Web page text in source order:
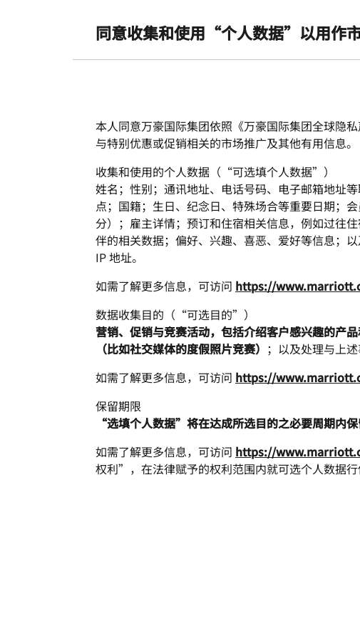
同意收集和使用“个人数据”以用作
本人同意万豪国际集团依照《万豪国际集团全球隐
与特别优惠或促销相关的市场推广及其他有用信息。
收集和使用的个人数据（“可选填个人数据”）
姓名；性别；通讯地址、电话号码、电子邮箱地址
点；国籍；生日、纪念日、特殊场合等重要日期；
分）；雇主详情；预订和住宿相关信息，例如过往
伴的相关数据；偏好、兴趣、喜恶、爱好等信息；
IP 地址。
如需了解更多信息，可访问 https://
数据收集目的（“可选目的”）
营销、促销与竞赛活动，包括介绍客户感兴趣的产
（比如社交媒体的度假照片竞赛） ；以及处理与上
如需了解更多信息，可访问 https://
保留期限
“选填个人数据”将在达成所选目的之必要周期内
如需了解更多信息，可访问 https://
权利”，在法律赋予的权利范围内就可选个人数据行